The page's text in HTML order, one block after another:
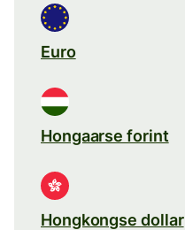
Euro
Hongaarse forint
Hongkongse dollar